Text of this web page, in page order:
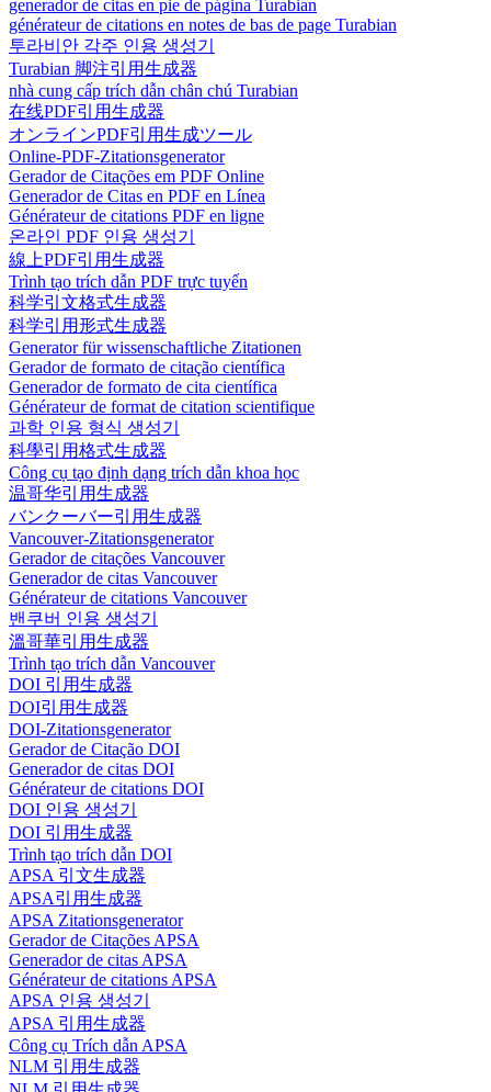
generador de citas en pie de página Turabian
générateur de citations en notes de bas de page Turabian
투라비안 각주 인용 생성기
Turabian 脚注引用生成器
nhà cung cấp trích dẫn chân chú Turabian
在线PDF引用生成器
オンラインPDF引用生成ツール
Online-PDF-Zitationsgenerator
Gerador de Citações em PDF Online
Generador de Citas en PDF en Línea
Générateur de citations PDF en ligne
온라인 PDF 인용 생성기
線上PDF引用生成器
Trình tạo trích dẫn PDF trực tuyến
科学引文格式生成器
科学引用形式生成器
Generator für wissenschaftliche Zitationen
Gerador de formato de citação científica
Generador de formato de cita científica
Générateur de format de citation scientifique
과학 인용 형식 생성기
科學引用格式生成器
Công cụ tạo định dạng trích dẫn khoa học
温哥华引用生成器
バンクーバー引用生成器
Vancouver-Zitationsgenerator
Gerador de citações Vancouver
Generador de citas Vancouver
Générateur de citations Vancouver
밴쿠버 인용 생성기
溫哥華引用生成器
Trình tạo trích dẫn Vancouver
DOI 引用生成器
DOI引用生成器
DOI-Zitationsgenerator
Gerador de Citação DOI
Generador de citas DOI
Générateur de citations DOI
DOI 인용 생성기
DOI 引用生成器
Trình tạo trích dẫn DOI
APSA 引文生成器
APSA引用生成器
APSA Zitationsgenerator
Gerador de Citações APSA
Generador de citas APSA
Générateur de citations APSA
APSA 인용 생성기
APSA 引用生成器
Công cụ Trích dẫn APSA
NLM 引用生成器